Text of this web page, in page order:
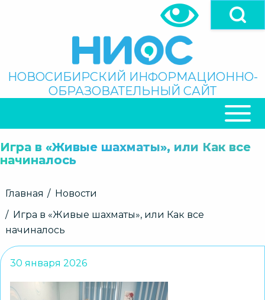
Поиск
НОВОСИБИРСКИЙ ИНФОРМАЦИОННО-
ОБРАЗОВАТЕЛЬНЫЙ САЙТ
НАВИГАЦИЯ
Игра в «Живые шахматы», или Как все
начиналось
Строка
Главная
Новости
Игра в «Живые шахматы», или Как все
начиналось
30 января 2026